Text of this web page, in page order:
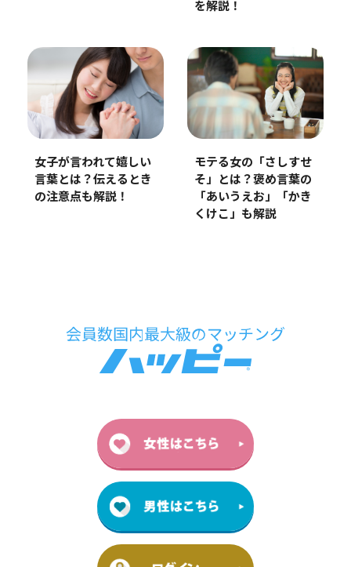
を解説！
女子が言われて嬉しい
言葉とは？伝えるとき
の注意点も解説！
モテる女の「さしすせ
そ」とは？褒め言葉の
「あいうえお」「かき
くけこ」も解説